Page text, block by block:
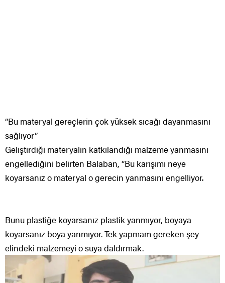
“Bu materyal gereçlerin çok yüksek sıcağı dayanmasını
sağlıyor”
Geliştirdiği materyalin katkılandığı malzeme yanmasını
engellediğini belirten Balaban, “Bu karışımı neye
koyarsanız o materyal o gerecin yanmasını engelliyor.
Bunu plastiğe koyarsanız plastik yanmıyor, boyaya
koyarsanız boya yanmıyor. Tek yapmam gereken şey
elindeki malzemeyi o suya daldırmak.